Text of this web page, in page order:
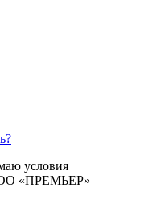
условия
«ПРЕМЬЕР»